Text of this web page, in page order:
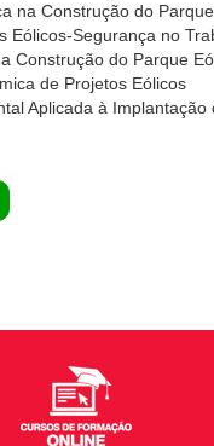
na Construção do
Eólicos-Segurança no
Construção do Parque
de Projetos Eólicos
Aplicada à Implantação